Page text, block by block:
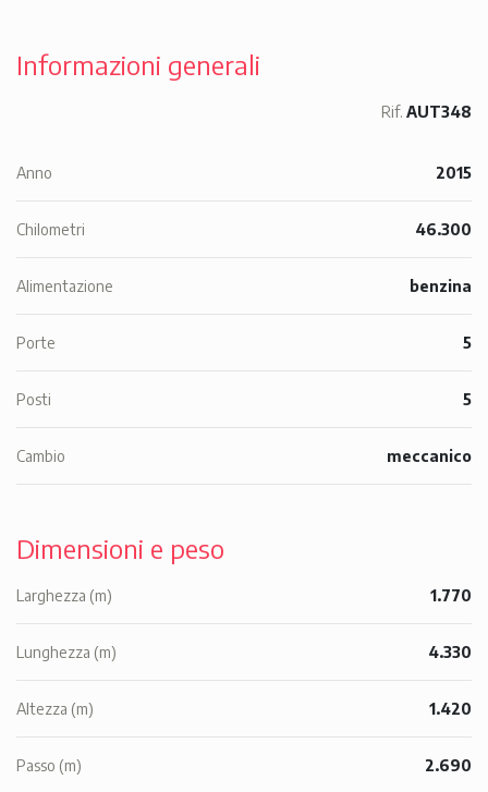
Informazioni generali
Rif. AUT348
Anno 2015
Chilometri 46.300
Alimentazione benzina
Porte 5
Posti 5
Cambio meccanico
Dimensioni e peso
Larghezza (m) 1.770
Lunghezza (m) 4.330
Altezza (m) 1.420
Passo (m) 2.690